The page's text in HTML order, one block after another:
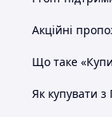
При
Акційні
Що таке
Як купувати